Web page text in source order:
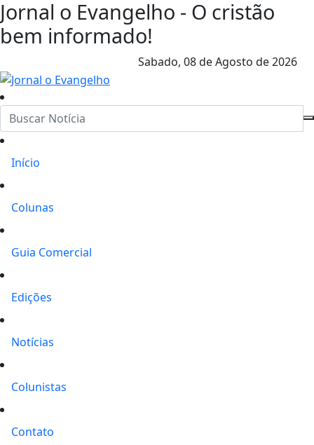
Jornal o Evangelho - O cristão
bem informado!
Sabado, 08 de Agosto de 2026
Início
Colunas
Guia Comercial
Edições
Notícias
Colunistas
Contato